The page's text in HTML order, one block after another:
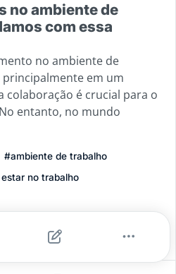
no ambiente de
com essa
no ambiente de
em um
colaboração é crucial para o
entanto, no mundo
#ambiente de trabalho
no trabalho